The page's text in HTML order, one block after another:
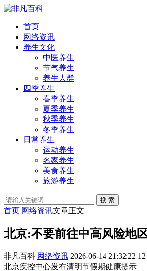
首页
网络资讯
养生文化
中医养生
节气养生
养生人群
四季养生
春季养生
夏季养生
秋季养生
冬季养生
日常养生
运动养生
名家养生
美食养生
旅游养生
搜 索
首页 网络资讯文章正文
北京:不要前往中高风险地
非凡百科 网络资讯 2026-06-14 21:32:22 12
北京疾控中心发布清明节假期健康提示